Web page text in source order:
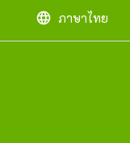
language ภาษาไทย